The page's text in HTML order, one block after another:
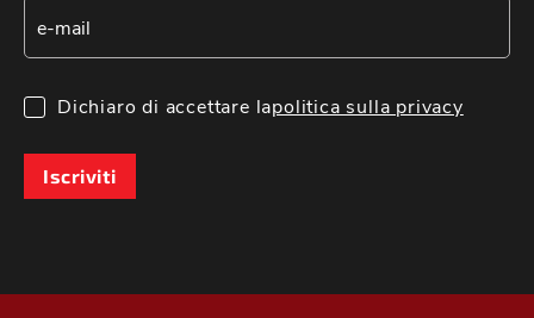
Dichiaro di accettare lapolitica sulla privacy
Iscriviti